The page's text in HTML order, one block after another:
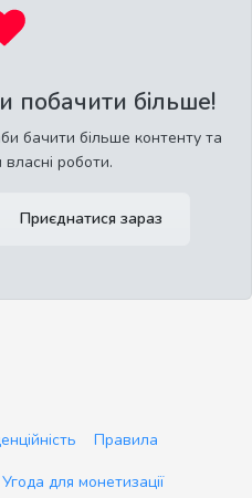
побачити більше!
бачити більше контенту та
власні роботи.
Приєднатися зараз
Правила
Угода для монетизації